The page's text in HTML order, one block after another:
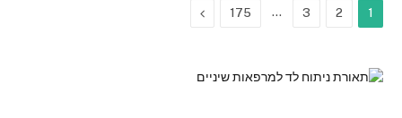
1
2
3
…
175
Next